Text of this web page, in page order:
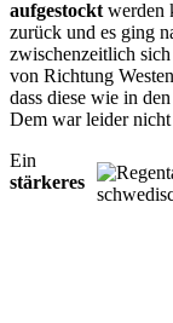
aufgestockt werden
zurück und es ging
zwischenzeitlich
von Richtung
dass diese wie in
Dem war leider nicht
Ein
stärkeres